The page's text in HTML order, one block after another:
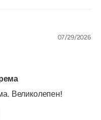
07/29/2026
Великолепен!